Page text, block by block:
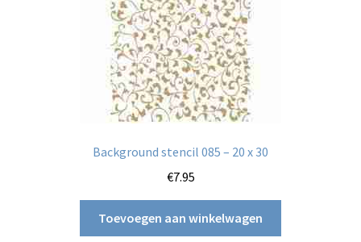
Background stencil 085 – 20 x 30
€7.95
Toevoegen aan winkelwagen